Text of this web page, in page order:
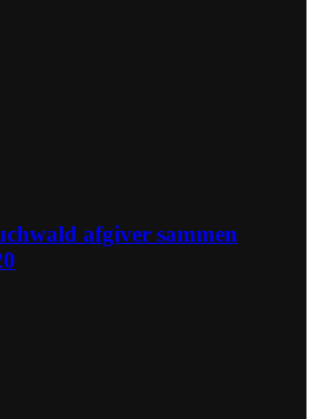
afgiver sammen